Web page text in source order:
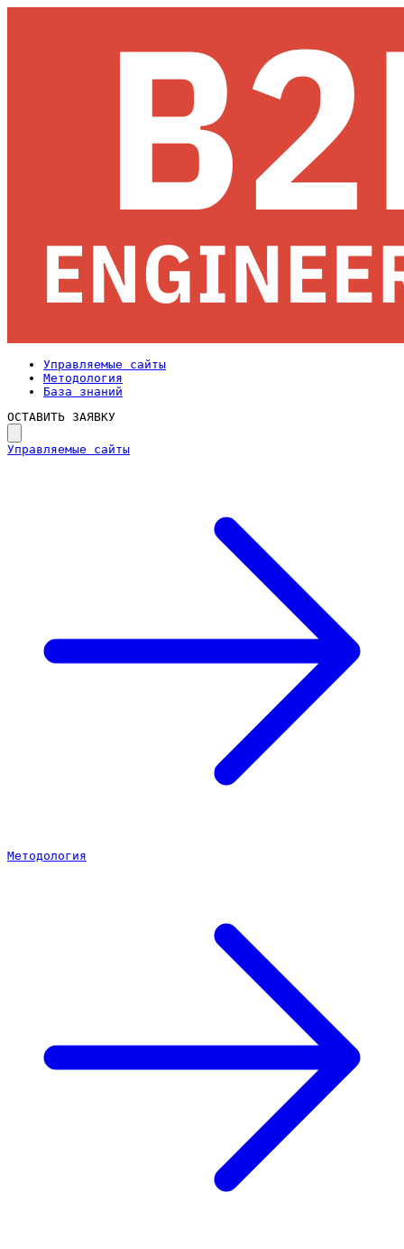
Управляемые сайты
Методология
База знаний
ОСТАВИТЬ ЗАЯВКУ
Управляемые сайты
Методология